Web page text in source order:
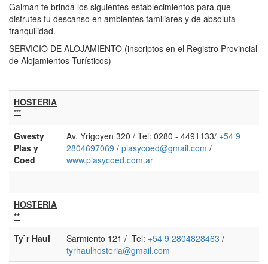
Gaiman te brinda los siguientes establecimientos para que
disfrutes tu descanso en ambientes familiares y de absoluta
tranquilidad.
SERVICIO DE ALOJAMIENTO (inscriptos en el Registro Provincial
de Alojamientos Turísticos)
HOSTERIA
***
Gwesty
Plas y
Coed
Av. Yrigoyen 320 / Tel: 0280 - 4491133/ +54 9
2804697069 / plasycoed@gmail.com /
www.plasycoed.com.ar
HOSTERIA
**
Ty`r Haul
Sarmiento 121 / Tel: +54 9 2804828463 /
tyrhaulhosteria@gmail.com